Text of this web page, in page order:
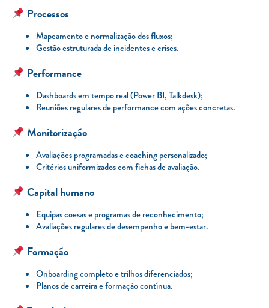
Processos
Mapeamento e normalização dos fluxos;
Gestão estruturada de incidentes e crises.
Performance
Dashboards em tempo real (Power BI, Talkdesk);
Reuniões regulares de performance com ações concretas.
Monitorização
Avaliações programadas e coaching personalizado;
Critérios uniformizados com fichas de avaliação.
Capital humano
Equipas coesas e programas de reconhecimento;
Avaliações regulares de desempenho e bem-estar.
Formação
Onboarding completo e trilhos diferenciados;
Planos de carreira e formação contínua.